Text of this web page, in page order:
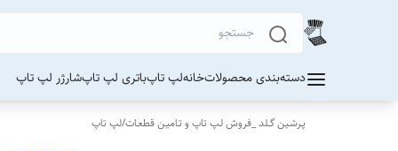
دسته‌بندی محصولاتخانهلپ تاپباتری لپ تاپشارژر لپ تاپ
پـرشـین گــلد _فروش لـپ تاپ و تـامیـن قطعـات/لپ تاپ